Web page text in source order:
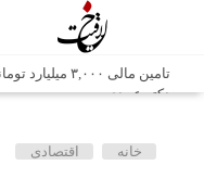
تامین مالی
دکتر عبیدی
شش وزیر کابینه پاکستان با
خانه اقتصادی